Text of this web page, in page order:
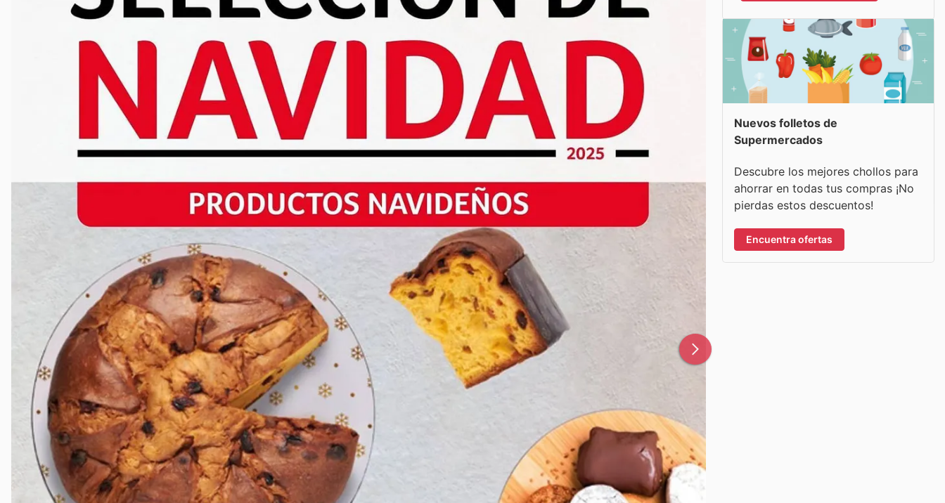
Nuevos folletos de
Supermercados
Descubre los mejores chollos para
ahorrar en todas tus compras ¡No
pierdas estos descuentos!
Encuentra ofertas